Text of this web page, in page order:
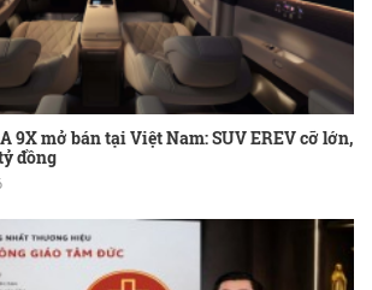
9X mở bán tại Việt Nam: SUV EREV cỡ lớn,
đồng